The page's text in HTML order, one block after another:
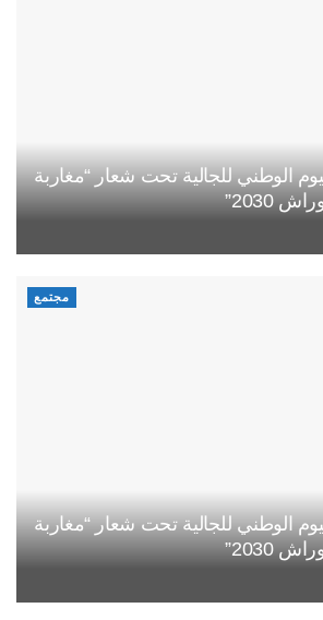
الوطني للجالية تحت شعار “مغاربة
2030”
مجتمع
الوطني للجالية تحت شعار “مغاربة
2030”